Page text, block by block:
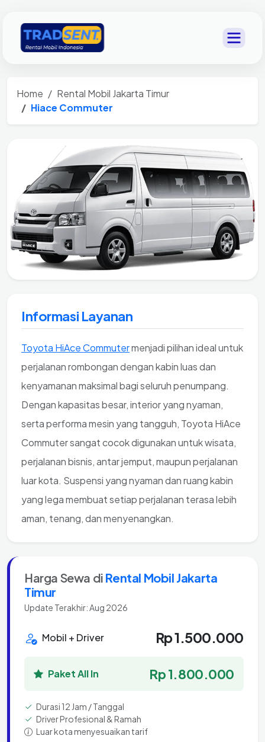
Home
Rental Mobil Jakarta Timur
Hiace Commuter
Informasi Layanan
Toyota HiAce Commutermenjadi pilihan ideal untuk
perjalanan rombongan dengan kabin luas dan
kenyamanan maksimal bagi seluruh penumpang.
Dengan kapasitas besar, interior yang nyaman,
serta performa mesin yang tangguh, Toyota HiAce
Commuter sangat cocok digunakan untuk wisata,
perjalanan bisnis, antar jemput, maupun perjalanan
luar kota. Suspensi yang nyaman dan ruang kabin
yang lega membuat setiap perjalanan terasa lebih
aman, tenang, dan menyenangkan.
Harga Sewa di Rental Mobil Jakarta
Timur
Update Terakhir: Aug 2026
Mobil + Driver Rp 1.500.000
Paket All In Rp 1.800.000
Durasi 12 Jam / Tanggal
Driver Profesional & Ramah
Luar kota menyesuaikan tarif